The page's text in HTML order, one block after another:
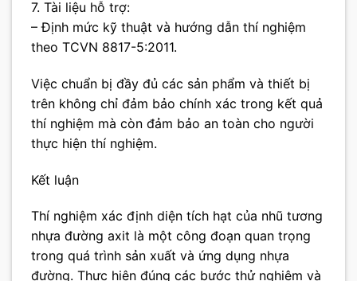
7. Tài liệu hỗ trợ:
– Định mức kỹ thuật và hướng dẫn thí nghiệm
theo TCVN 8817-5:2011.
Việc chuẩn bị đầy đủ các sản phẩm và thiết bị
trên không chỉ đảm bảo chính xác trong kết quả
thí nghiệm mà còn đảm bảo an toàn cho người
thực hiện thí nghiệm.
Kết luận
Thí nghiệm xác định diện tích hạt của nhũ tương
nhựa đường axit là một công đoạn quan trọng
trong quá trình sản xuất và ứng dụng nhựa
đường. Thực hiện đúng các bước thử nghiệm và